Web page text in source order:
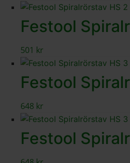
Festool
501 kr
Festool
648 kr
Festool